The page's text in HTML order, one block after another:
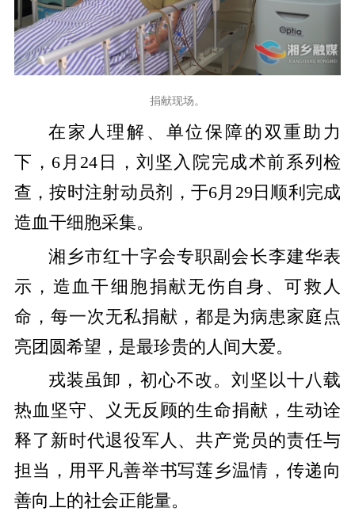
捐献现场。
在家人理解、单位保障的双重助力
下， 6 月 24 日，刘坚入院完成术前系列检
查，按时注射动员剂，于6月 29 日顺利完成
造血干细胞采集。
湘乡市红十字会专职副会长李建华表
示，造血干细胞捐献无伤自身、可救人
命，每一次无私捐献，都是为病患家庭点
亮团圆希望，是最珍贵的人间大爱。
戎装虽卸，初心不改。刘坚以十八载
热血坚守、义无反顾的生命捐献，生动诠
释了新时代退役军人、共产党员的责任与
担当，用平凡善举书写莲乡温情，传递向
善向上的社会正能量。